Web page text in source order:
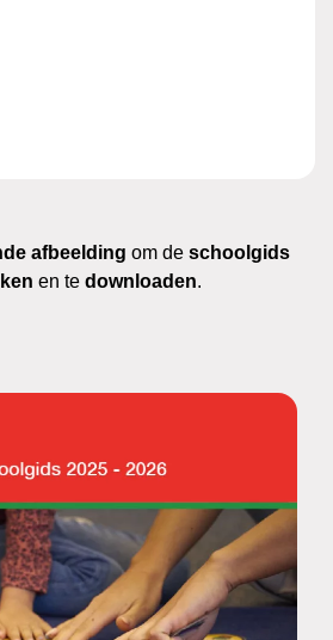
afbeelding om de schoolgids
en te downloaden.